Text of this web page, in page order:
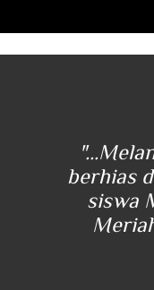
berhias
siswa